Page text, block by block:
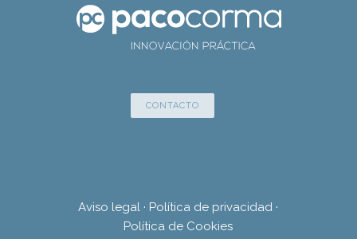
CONTACTO
Aviso legal · Política de privacidad ·
Política de Cookies